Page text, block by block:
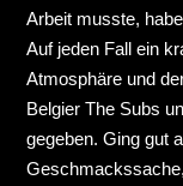
Arbeit musste,
Auf jeden Fall ein
Atmosphäre und
Belgier The Subs
gegeben. Ging gut